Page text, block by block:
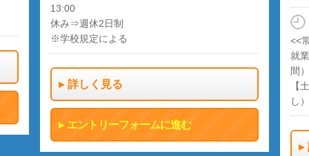
13:00
休み⇒週休2日制
※学校規定による
詳しく見る
エントリーフォームに進む
<<
就
間）
【
し